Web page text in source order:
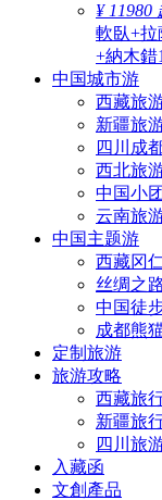
¥ 11980
軟臥+拉
+納木錯
中国城市游
西藏旅
新疆旅
四川成
西北旅
中国小
云南旅
中国主题游
西藏冈
丝绸之
中国徒
成都熊
定制旅游
旅游攻略
西藏旅
新疆旅
四川旅
入藏函
文創產品